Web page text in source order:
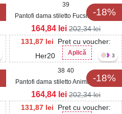
-18%
39
Pantofi dama stiletto Fucsia din Piele
Ecologica Intoarsa Nalea
131,87 lei
Pret cu voucher:
Her20
Aplică
164,84 lei 202,34lei
-18%
3
38 40
Pantofi dama stiletto Animal Print din
Piele Ecologica Intoarsa Nalea
131,87 lei
Pret cu voucher:
164,84 lei 202,34lei